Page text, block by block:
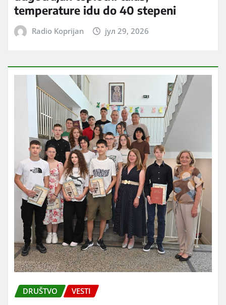
temperature idu do 40 stepeni
Radio Koprijan јул 29, 2026
DRUŠTVO VESTI